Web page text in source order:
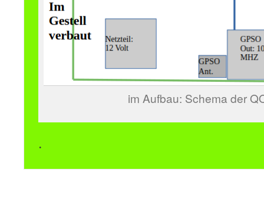
im Aufbau: Schema der
.